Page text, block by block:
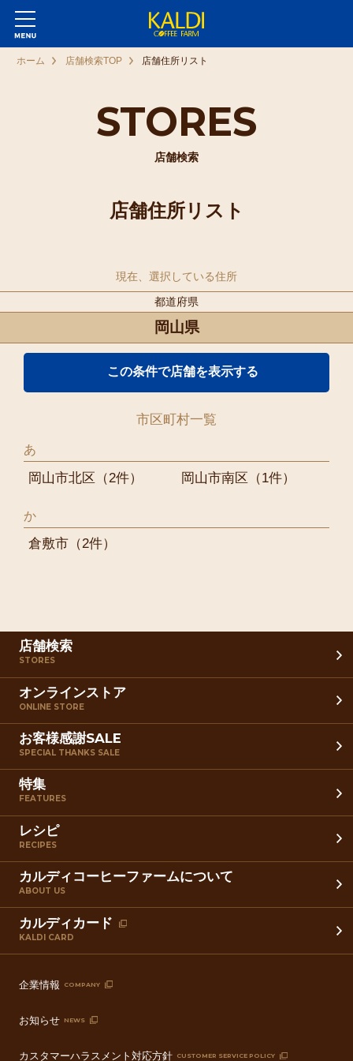
STORES
店舗検索
ホーム 店舗検索TOP 店舗住所リスト
店舗住所リスト
現在、選択している住所
都道府県
岡山県
市区町村一覧
あ
岡山市北区 （2件） 岡山市南区 （1件）
か
倉敷市（2件）
店舗検索
STORES
オンラインストア
ONLINE STORE
お客様感謝SALE
SPECIAL THANKS SALE
特集
FEATURES
レシピ
RECIPES
カルディコーヒーファームについて
ABOUT US
カルディカード
KALDI CARD
企業情報 COMPANY
お知らせ NEWS
カスタマーハラスメント対応方針 CUSTOMER SERVICE POLICY